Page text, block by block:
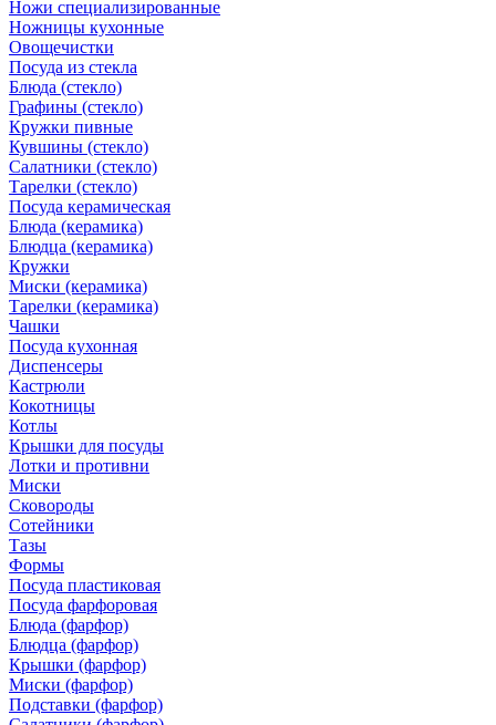
Ножи специализированные
Ножницы кухонные
Овощечистки
Посуда из стекла
Блюда (стекло)
Графины (стекло)
Кружки пивные
Кувшины (стекло)
Салатники (стекло)
Тарелки (стекло)
Посуда керамическая
Блюда (керамика)
Блюдца (керамика)
Кружки
Миски (керамика)
Тарелки (керамика)
Чашки
Посуда кухонная
Диспенсеры
Кастрюли
Кокотницы
Котлы
Крышки для посуды
Лотки и противни
Миски
Сковороды
Сотейники
Тазы
Формы
Посуда пластиковая
Посуда фарфоровая
Блюда (фарфор)
Блюдца (фарфор)
Крышки (фарфор)
Миски (фарфор)
Подставки (фарфор)